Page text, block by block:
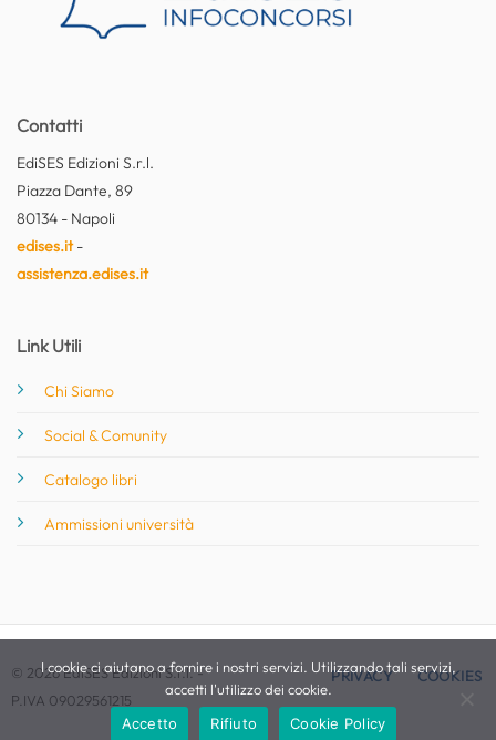
Contatti
EdiSES Edizioni S.r.l.
Piazza Dante, 89
80134 - Napoli
edises.it-
assistenza.edises.it
Link Utili
Chi Siamo
Social & Comunity
Catalogo libri
Ammissioni università
© 2026 EdiSES Edizioni S.r.l. -
P.IVA 09029561215
PRIVACY COOKIES
I cookie ci aiutano a fornire i nostri servizi. Utilizzando tali servizi,
accetti l'utilizzo dei cookie.
Accetto
Rifiuto Cookie Policy